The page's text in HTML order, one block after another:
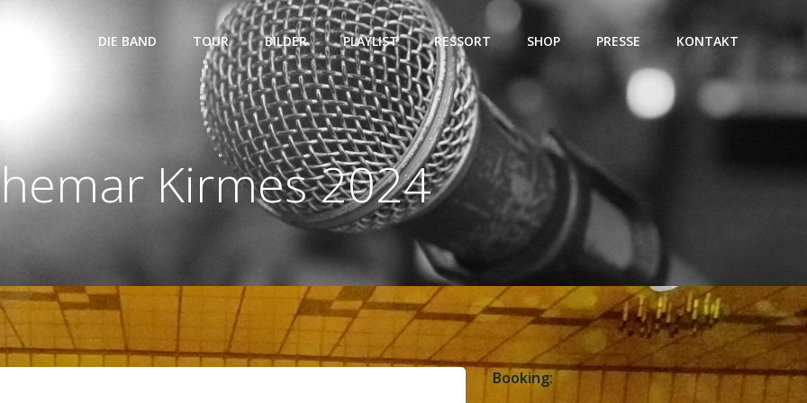
DIE BAND TOUR BILDER PLAYLIST RESSORT SHOP PRESSE KONTAKT
Kirmes 2024
Booking: